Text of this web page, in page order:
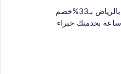
شركة صيانة منازل بالرياض بـ33%خصم
لخدمات الصيانة 24ساعة بخدمتك خبراء